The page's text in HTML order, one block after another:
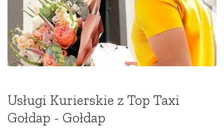
Usługi Kurierskie z Top Taxi
Gołdap - Gołdap